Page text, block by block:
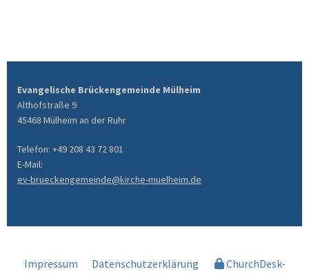
Evangelische Brückengemeinde Mülheim
Althofstraße 9
45468 Mülheim an der Ruhr
Telefon: +49 208 43 72 801
E-Mail:
ev-brueckengemeinde@kirche-muelheim.de
Impressum Datenschutzerklärung ChurchDesk-